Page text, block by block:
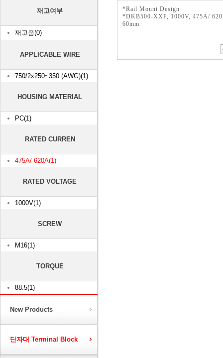
재고여부
재고품(0)
APPLICABLE WIRE
750/2x250~350 (AWG)(1)
HOUSING MATERIAL
PC(1)
RATED CURREN
475A/ 620A(1)
RATED VOLTAGE
1000V(1)
SCREW
M16(1)
TORQUE
88.5(1)
New Products
단자대 Terminal Block
*Rail Mount Design
*DKB500-XXP, 1000V, 475A/
60mm